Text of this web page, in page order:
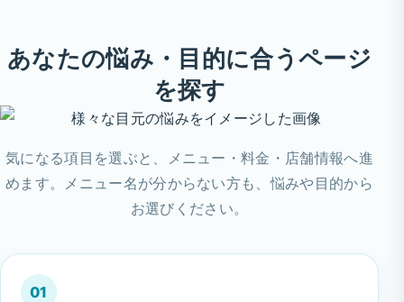
あなたの悩み・目的に合うページ
を探す
気になる項目を選ぶと、メニュー・料金・店舗情報へ進
めます。メニュー名が分からない方も、悩みや目的から
お選びください。
01